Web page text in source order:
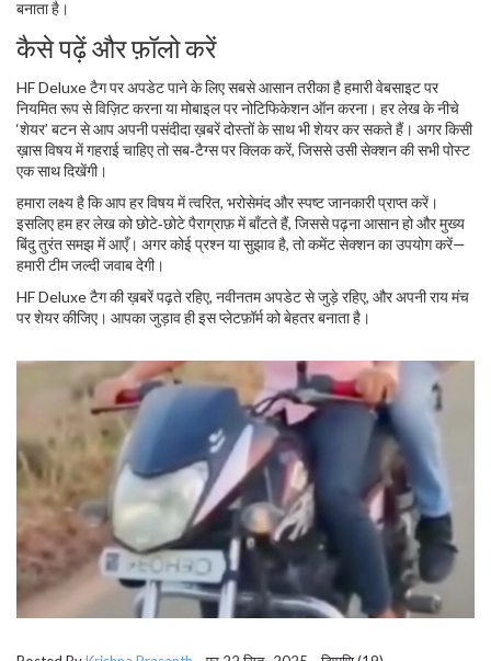
बनाता है।
कैसे पढ़ें और फ़ॉलो करें
HF Deluxe टैग पर अपडेट पाने के लिए सबसे आसान तरीका है हमारी वेबसाइट पर
नियमित रूप से विज़िट करना या मोबाइल पर नोटिफिकेशन ऑन करना। हर लेख के नीचे
‘शेयर’ बटन से आप अपनी पसंदीदा ख़बरें दोस्तों के साथ भी शेयर कर सकते हैं। अगर किसी
ख़ास विषय में गहराई चाहिए तो सब‑टैग्स पर क्लिक करें, जिससे उसी सेक्शन की सभी पोस्ट
एक साथ दिखेंगी।
हमारा लक्ष्य है कि आप हर विषय में त्वरित, भरोसेमंद और स्पष्ट जानकारी प्राप्त करें।
इसलिए हम हर लेख को छोटे‑छोटे पैराग्राफ़ में बाँटते हैं, जिससे पढ़ना आसान हो और मुख्य
बिंदु तुरंत समझ में आएँ। अगर कोई प्रश्न या सुझाव है, तो कमेंट सेक्शन का उपयोग करें—
हमारी टीम जल्दी जवाब देगी।
HF Deluxe टैग की ख़बरें पढ़ते रहिए, नवीनतम अपडेट से जुड़े रहिए, और अपनी राय मंच
पर शेयर कीजिए। आपका जुड़ाव ही इस प्लेटफ़ॉर्म को बेहतर बनाता है।